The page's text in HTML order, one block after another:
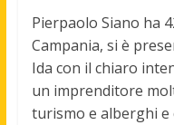
Pierpaolo Siano ha
Campania, si è
Ida con il chiaro
un imprenditore
turismo e alberghi e